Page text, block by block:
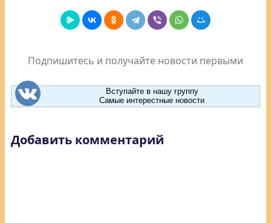
Подпишитесь и получайте новости первыми
Вступайте в нашу группу
Самые интерестные новости
Добавить комментарий